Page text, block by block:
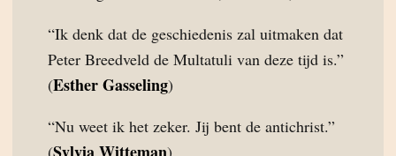
“Ik denk dat de geschiedenis zal uitmaken dat
Peter Breedveld de Multatuli van deze tijd is.”
(Esther Gasseling)
“Nu weet ik het zeker. Jij bent de antichrist.”